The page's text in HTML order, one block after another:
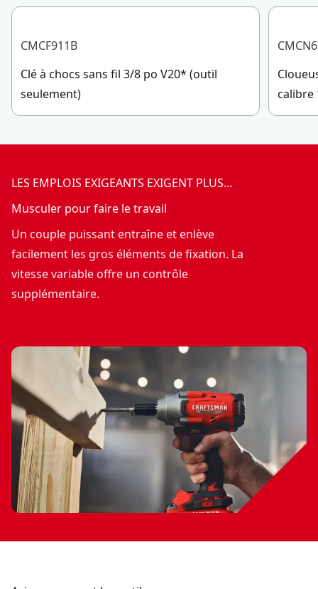
CMCF911B
Clé à chocs sans fil 3/8 po V20* (outil
seulement)
calibre
LES EMPLOIS EXIGEANTS EXIGENT PLUS…
Musculer pour faire le travail
Un couple puissant entraîne et enlève
facilement les gros éléments de fixation. La
vitesse variable offre un contrôle
supplémentaire.